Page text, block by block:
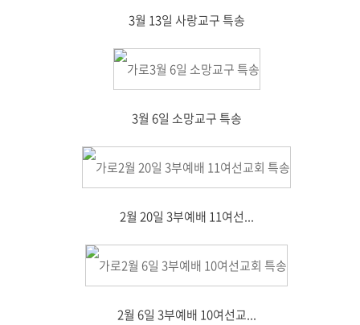
3월 13일 사랑교구 특송
3월 6일 소망교구 특송
2월 20일 3부예배 11여선...
2월 6일 3부예배 10여선교...